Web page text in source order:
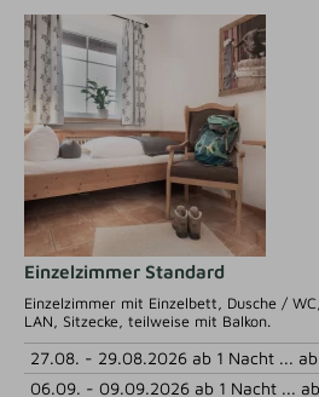
Einzelzimmer Standard
Einzelzimmer mit Einzelbett, Dusche /
LAN, Sitzecke, teilweise mit Balkon.
27.08. - 29.08.2026 ab 1 Nacht ...
06.09. - 09.09.2026 ab 1 Nacht ...